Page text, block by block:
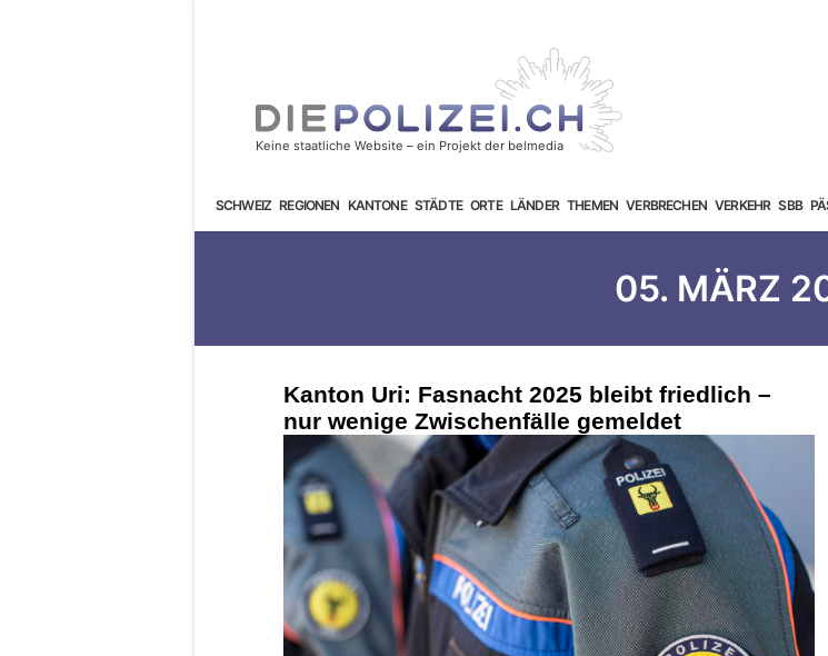
SCHWEIZ REGIONEN KANTONE STÄDTE ORTE LÄNDER THEMEN VERBRECHEN VERKEHR SBB
05. MÄRZ
Kanton Uri: Fasnacht 2025 bleibt friedlich –
nur wenige Zwischenfälle gemeldet